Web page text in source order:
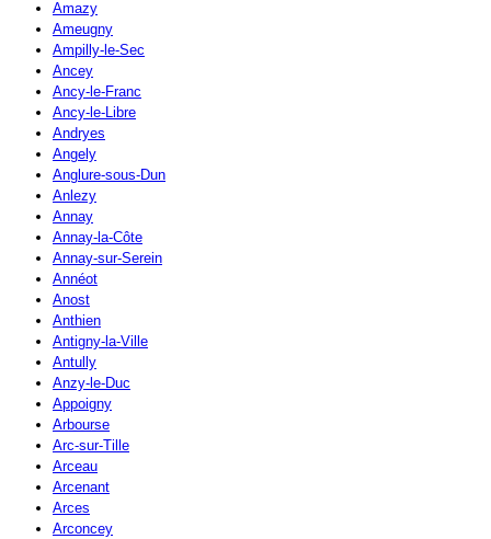
Amazy
Ameugny
Ampilly-le-Sec
Ancey
Ancy-le-Franc
Ancy-le-Libre
Andryes
Angely
Anglure-sous-Dun
Anlezy
Annay
Annay-la-Côte
Annay-sur-Serein
Annéot
Anost
Anthien
Antigny-la-Ville
Antully
Anzy-le-Duc
Appoigny
Arbourse
Arc-sur-Tille
Arceau
Arcenant
Arces
Arconcey